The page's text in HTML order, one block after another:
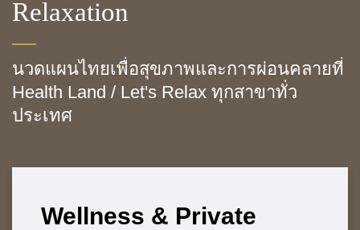
Relaxation
นวดแผนไทยเพื่อสุขภาพและการผ่อนคลายที่
Health Land / Let's Relax ทุกสาขาทั่ว
ประเทศ
Wellness & Private